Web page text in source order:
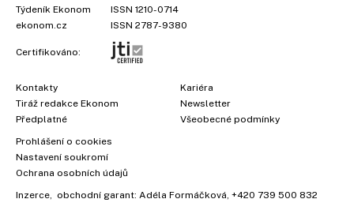
Týdeník Ekonom
ISSN 1210-0714
ekonom.cz
ISSN 2787-9380
Certifikováno:
Kontakty
Tiráž redakce Ekonom
Předplatné
Kariéra
Newsletter
Všeobecné podmínky
Prohlášení o cookies
Nastavení soukromí
Ochrana osobních údajů
Inzerce, obchodní garant: Adéla Formáčková, +420 739 500 832